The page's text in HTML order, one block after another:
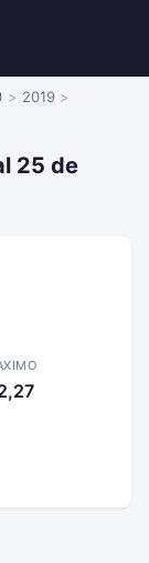
2019
25 de